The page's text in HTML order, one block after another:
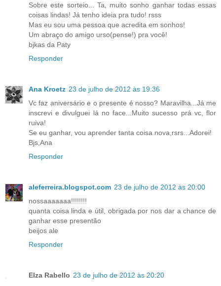
Sobre este sorteio... Ta, muito sonho ganhar todas essas
coisas lindas! Já tenho ideia pra tudo! rsss
Mas eu sou uma pessoa que acredita em sonhos!
Um abraço do amigo urso(pense!) pra você!
bjkas da Paty
Responder
Ana Kroetz 23 de julho de 2012 às 19:36
Vc faz aniversário e o presente é nosso? Maravilha...Já me
inscrevi e divulguei lá no face...Muito sucesso prá vc, flor
ruiva!
Se eu ganhar, vou aprender tanta coisa nova,rsrs...Adorei!
Bjs,Ana
Responder
aleferreira.blogspot.com 23 de julho de 2012 às 20:00
nossaaaaaaa!!!!!!!!
quanta coisa linda e útil, obrigada por nos dar a chance de
ganhar esse presentão
beijos ale
Responder
Elza Rabello 23 de julho de 2012 às 20:20